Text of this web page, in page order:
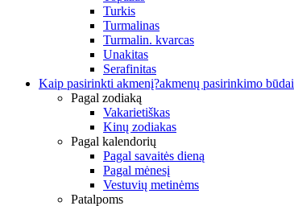
Turkis
Turmalinas
Turmalin. kvarcas
Unakitas
Serafinitas
Kaip pasirinkti akmenį?akmenų pasirinkimo būdai
Pagal zodiaką
Vakarietiškas
Kinų zodiakas
Pagal kalendorių
Pagal savaitės dieną
Pagal mėnesį
Vestuvių metinėms
Patalpoms